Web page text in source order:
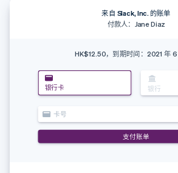
初创企业注册
Climate
碳移除
酒店、旅游与休闲
保险
非营利组织
专业服务
公共部门
生态系统
联系销售
成为合作伙伴
来自 Slack, Inc. 的账单
付款人：Jane Diaz
HK$12.50，到期时间：2021 年 6
银行卡 银行
卡号
支付账单